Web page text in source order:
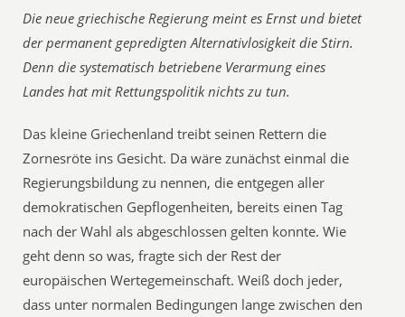
Die neue griechische Regierung meint es Ernst und bietet
der permanent gepredigten Alternativlosigkeit die Stirn.
Denn die systematisch betriebene Verarmung eines
Landes hat mit Rettungspolitik nichts zu tun.
Das kleine Griechenland treibt seinen Rettern die
Zornesröte ins Gesicht. Da wäre zunächst einmal die
Regierungsbildung zu nennen, die entgegen aller
demokratischen Gepflogenheiten, bereits einen Tag
nach der Wahl als abgeschlossen gelten konnte. Wie
geht denn so was, fragte sich der Rest der
europäischen Wertegemeinschaft. Weiß doch jeder,
dass unter normalen Bedingungen lange zwischen den